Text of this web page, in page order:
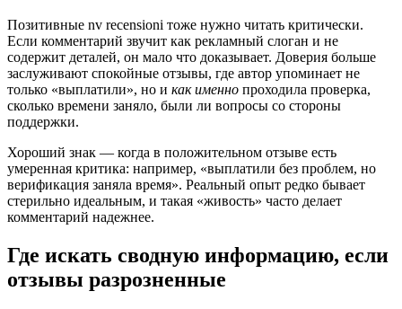
Позитивные nv recensioni тоже нужно читать критически.
Если комментарий звучит как рекламный слоган и не
содержит деталей, он мало что доказывает. Доверия больше
заслуживают спокойные отзывы, где автор упоминает не
только «выплатили», но и как именно проходила проверка,
сколько времени заняло, были ли вопросы со стороны
поддержки.
Хороший знак — когда в положительном отзыве есть
умеренная критика: например, «выплатили без проблем, но
верификация заняла время». Реальный опыт редко бывает
стерильно идеальным, и такая «живость» часто делает
комментарий надежнее.
Где искать сводную информацию, если
отзывы разрозненные